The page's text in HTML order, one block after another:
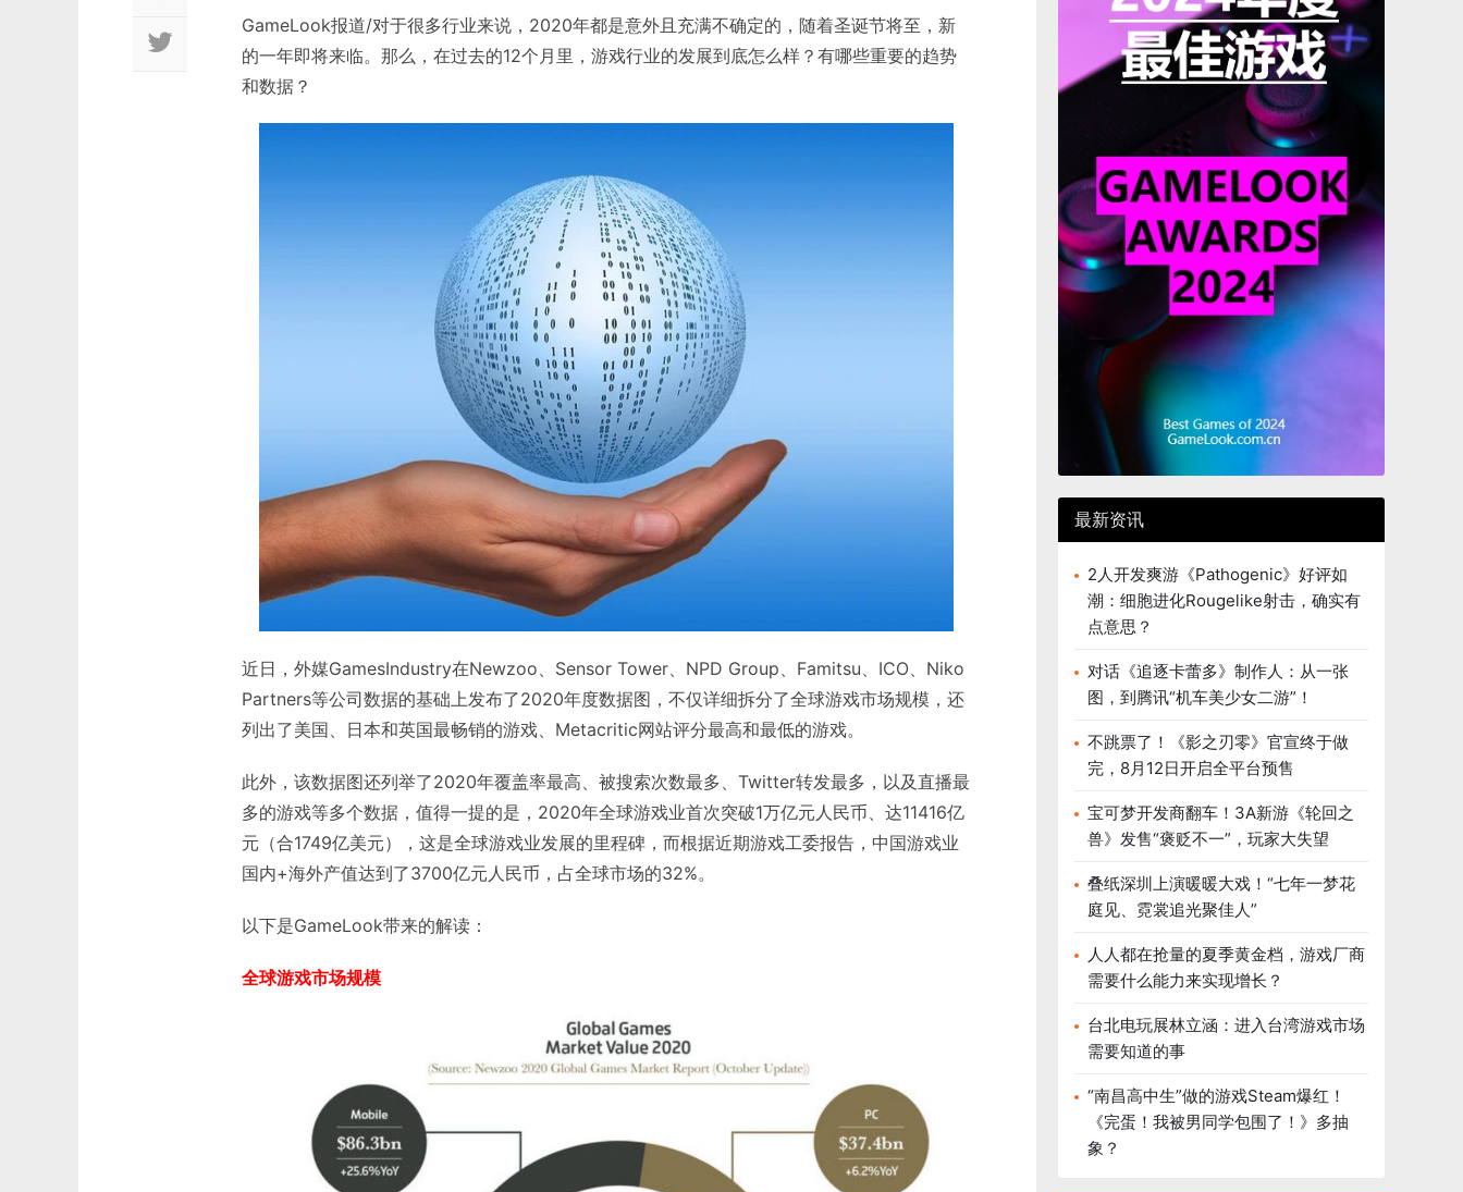
GameLook报道/对于很多行业来说，2020年都是意外且充满不确定的，随着圣诞节将至，新
的一年即将来临。那么，在过去的12个月里，游戏行业的发展到底怎么样？有哪些重要的趋势
和数据？
近日，外媒GamesIndustry在Newzoo、Sensor Tower、NPD Group、Famitsu、ICO、Niko
Partners等公司数据的基础上发布了2020年度数据图，不仅详细拆分了全球游戏市场规模，还
列出了美国、日本和英国最畅销的游戏、Metacritic网站评分最高和最低的游戏。
此外，该数据图还列举了2020年覆盖率最高、被搜索次数最多、Twitter转发最多，以及直播最
多的游戏等多个数据，值得一提的是，2020年全球游戏业首次突破1万亿元人民币、达11416亿
元（合1749亿美元），这是全球游戏业发展的里程碑，而根据近期游戏工委报告，中国游戏业
国内+海外产值达到了3700亿元人民币，占全球市场的32%。
以下是GameLook带来的解读：
全球游戏市场规模
最新资讯
2人开发爽游《Pathogenic》好评如
潮：细胞进化Rougelike射击，确实有
点意思？
对话《追逐卡蕾多》制作人：从一张
图，到腾讯“机车美少女二游”！
不跳票了！《影之刃零》官宣终于做
完，8月12日开启全平台预售
宝可梦开发商翻车！3A新游《轮回之
兽》发售“褒贬不一”，玩家大失望
叠纸深圳上演暖暖大戏！“七年一梦花
庭见、霓裳追光聚佳人”
人人都在抢量的夏季黄金档，游戏厂商
需要什么能力来实现增长？
台北电玩展林立涵：进入台湾游戏市场
需要知道的事
“南昌高中生”做的游戏Steam爆红！
《完蛋！我被男同学包围了！》多抽
象？